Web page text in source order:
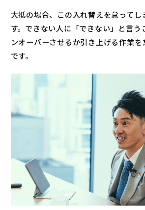
大抵の場合、この入れ替えを怠ってし
す。できない人に「できない」と言う
ンオーバーさせるか引き上げる作業
です。